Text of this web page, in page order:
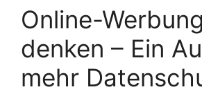
Online-
denken – Ein
mehr